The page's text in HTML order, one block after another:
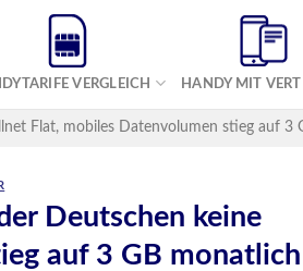
VERGLEICH HANDY MIT
Flat, mobiles Datenvolumen stieg auf 3
Deutschen keine
auf 3 GB monatlich